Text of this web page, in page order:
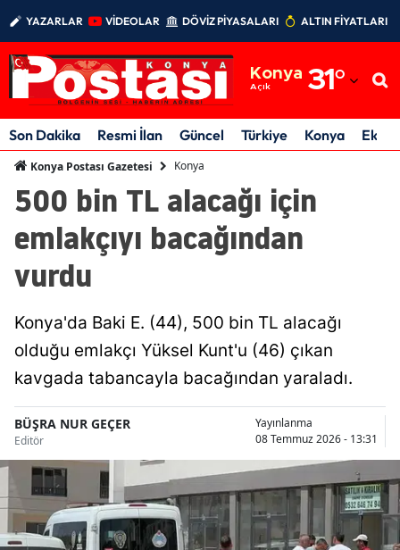
YAZARLAR VİDEOLAR DÖVİZ PİYASALARI ALTIN FİYATLARI
Konya
Açık 31°
Adıyaman
Afyonkarahisar
Amasya
Ankara
Aydın
Balıkesir
Bilecik
Bingöl
Bitlis
Bolu
Son Dakika Resmi İlan Güncel Türkiye Konya
Konya Postası Gazetesi Konya
500 bin TL alacağı için
emlakçıyı bacağından
vurdu
Konya'da Baki E. (44), 500 bin TL alacağı
olduğu emlakçı Yüksel Kunt'u (46) çıkan
kavgada tabancayla bacağından yaraladı.
BÜŞRA NUR GEÇER
Editör
Yayınlanma
08 Temmuz 2026 - 13:31